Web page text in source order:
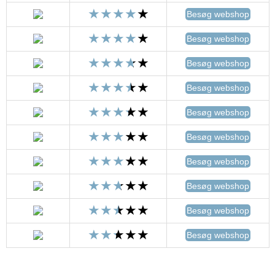
Besøg webshop
Besøg webshop
Besøg webshop
Besøg webshop
Besøg webshop
Besøg webshop
Besøg webshop
Besøg webshop
Besøg webshop
Besøg webshop